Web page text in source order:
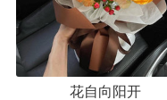
花自向阳开